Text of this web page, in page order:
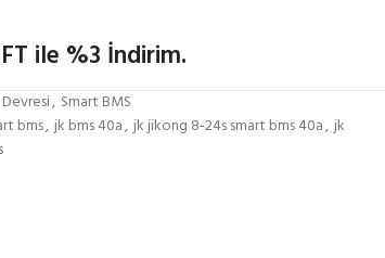
ile %3 İndirim.
, Smart BMS
bms, jk bms 40a, jk jikong 8-24s smart bms 40a, jk